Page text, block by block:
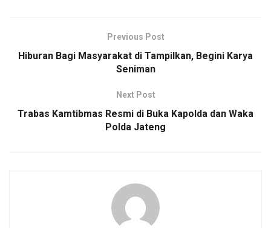
o
s
A
Li
n
k
e
Previous Post
Hiburan Bagi Masyarakat di Tampilkan, Begini Karya
Seniman
Next Post
Trabas Kamtibmas Resmi di Buka Kapolda dan Waka
Polda Jateng